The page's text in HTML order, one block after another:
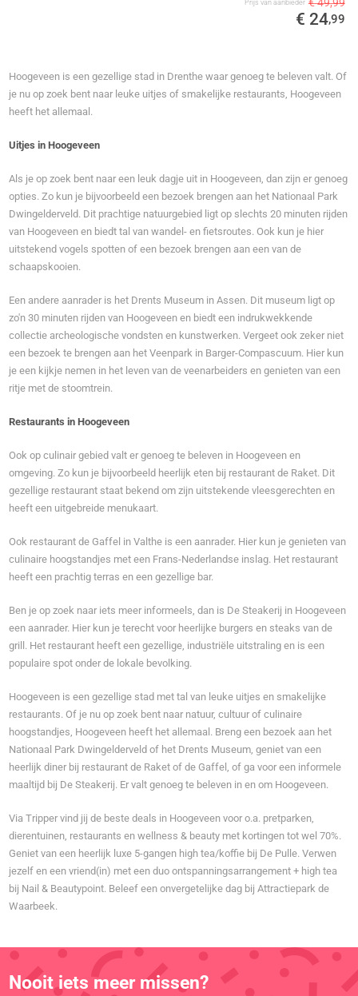
Prijs van aanbieder
€ 24,99
Hoogeveen is een gezellige stad in Drenthe waar genoeg te beleven valt. Of
je nu op zoek bent naar leuke uitjes of smakelijke restaurants, Hoogeveen
heeft het allemaal.
Uitjes in Hoogeveen
Als je op zoek bent naar een leuk dagje uit in Hoogeveen, dan zijn er genoeg
opties. Zo kun je bijvoorbeeld een bezoek brengen aan het Nationaal Park
Dwingelderveld. Dit prachtige natuurgebied ligt op slechts 20 minuten rijden
van Hoogeveen en biedt tal van wandel- en fietsroutes. Ook kun je hier
uitstekend vogels spotten of een bezoek brengen aan een van de
schaapskooien.
Een andere aanrader is het Drents Museum in Assen. Dit museum ligt op
zo'n 30 minuten rijden van Hoogeveen en biedt een indrukwekkende
collectie archeologische vondsten en kunstwerken. Vergeet ook zeker niet
een bezoek te brengen aan het Veenpark in Barger-Compascuum. Hier kun
je een kijkje nemen in het leven van de veenarbeiders en genieten van een
ritje met de stoomtrein.
Restaurants in Hoogeveen
Ook op culinair gebied valt er genoeg te beleven in Hoogeveen en
omgeving. Zo kun je bijvoorbeeld heerlijk eten bij restaurant de Raket. Dit
gezellige restaurant staat bekend om zijn uitstekende vleesgerechten en
heeft een uitgebreide menukaart.
Ook restaurant de Gaffel in Valthe is een aanrader. Hier kun je genieten van
culinaire hoogstandjes met een Frans-Nederlandse inslag. Het restaurant
heeft een prachtig terras en een gezellige bar.
Ben je op zoek naar iets meer informeels, dan is De Steakerij in Hoogeveen
een aanrader. Hier kun je terecht voor heerlijke burgers en steaks van de
grill. Het restaurant heeft een gezellige, industriële uitstraling en is een
populaire spot onder de lokale bevolking.
Hoogeveen is een gezellige stad met tal van leuke uitjes en smakelijke
restaurants. Of je nu op zoek bent naar natuur, cultuur of culinaire
hoogstandjes, Hoogeveen heeft het allemaal. Breng een bezoek aan het
Nationaal Park Dwingelderveld of het Drents Museum, geniet van een
heerlijk diner bij restaurant de Raket of de Gaffel, of ga voor een informele
maaltijd bij De Steakerij. Er valt genoeg te beleven in en om Hoogeveen.
Via Tripper vind jij de beste deals in Hoogeveen voor o.a. pretparken,
dierentuinen, restaurants en wellness & beauty met kortingen tot wel 70%.
Geniet van een heerlijk luxe 5-gangen high tea/koffie bij De Pulle. Verwen
jezelf en een vriend(in) met een duo ontspanningsarrangement + high tea
bij Nail & Beautypoint. Beleef een onvergetelijke dag bij Attractiepark de
Waarbeek.
Nooit iets meer missen?